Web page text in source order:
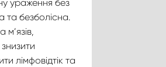
ураження без
безболісна.
лімфовідтік та